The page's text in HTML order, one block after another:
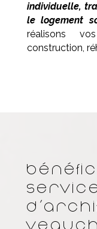
individuelle,
le logement
réalisons
construction,